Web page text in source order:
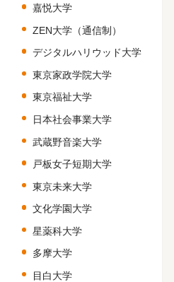
嘉悦大学
ZEN大学（通信制）
デジタルハリウッド大学
東京家政学院大学
東京福祉大学
日本社会事業大学
武蔵野音楽大学
戸板女子短期大学
東京未来大学
文化学園大学
星薬科大学
多摩大学
目白大学